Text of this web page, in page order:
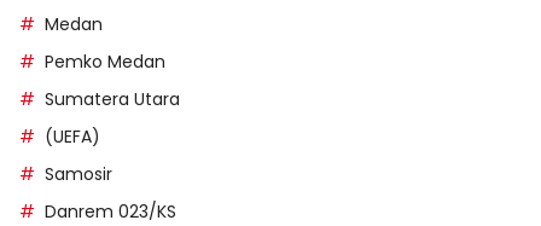
Medan
Pemko Medan
Sumatera Utara
(UEFA)
Samosir
Danrem 023/KS